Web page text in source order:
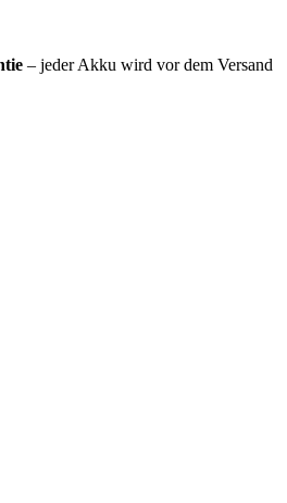
– jeder Akku wird vor dem Versand